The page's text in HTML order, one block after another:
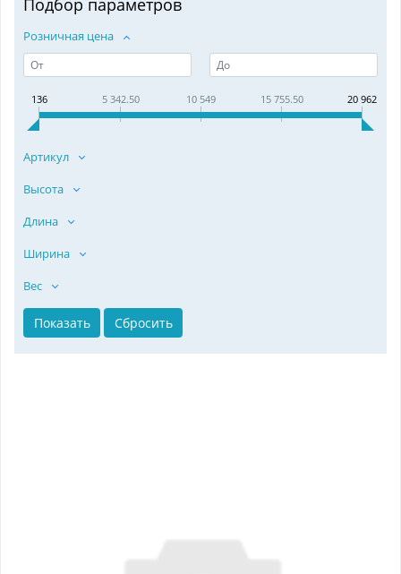
Подбор параметров
Розничная цена
136 5 342.50 10 549 15 755.50 20 962
Артикул
Высота
Длина
Ширина
Вес